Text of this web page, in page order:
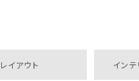
レイアウト イン